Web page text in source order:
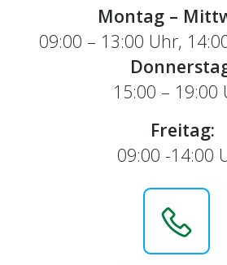
Montag –
09:00 – 13:00 Uhr,
15:00 – 19:00
Freitag:
09:00 -14:00